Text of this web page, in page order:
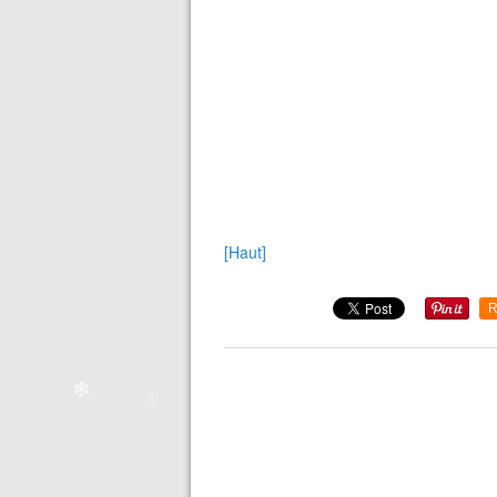
[Haut]